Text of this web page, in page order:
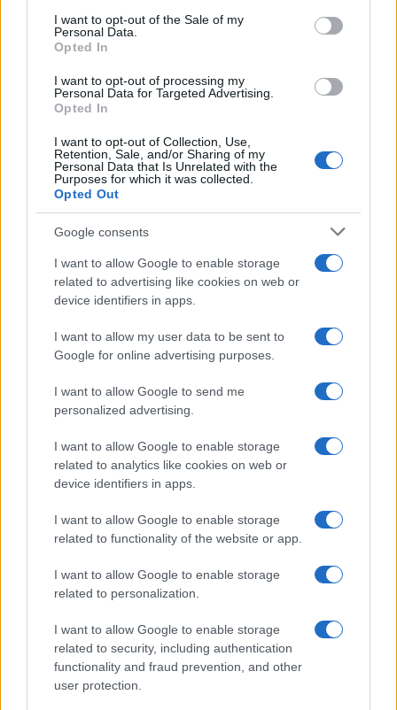
services and may gather and store information including but
not limited to your visit or usage behaviour. You may click to
grant or deny consent to Google and its third-party tags to
consent section.
I want to opt-out of the Sale of my
Personal Data.
Opted In
I want to opt-out of processing my
Personal Data for Targeted Advertising.
Opted In
I want to opt-out of Collection, Use,
Retention, Sale, and/or Sharing of my
Personal Data that Is Unrelated with the
Purposes for which it was collected.
Opted Out
Google consents
I want to allow Google to enable storage
related to advertising like cookies on web or
device identifiers in apps.
I want to allow my user data to be sent to
Google for online advertising purposes.
I want to allow Google to send me
personalized advertising.
I want to allow Google to enable storage
related to analytics like cookies on web or
device identifiers in apps.
I want to allow Google to enable storage
related to functionality of the website or app.
I want to allow Google to enable storage
related to personalization.
I want to allow Google to enable storage
related to security, including authentication
functionality and fraud prevention, and other
user protection.